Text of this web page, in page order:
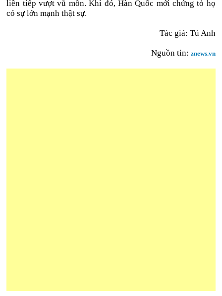
liên tiếp vượt vũ môn. Khi đó, Hàn Quốc mới chứng tỏ họ
có sự lớn mạnh thật sự.
Tác giả: Tú Anh
Nguồn tin: znews.vn